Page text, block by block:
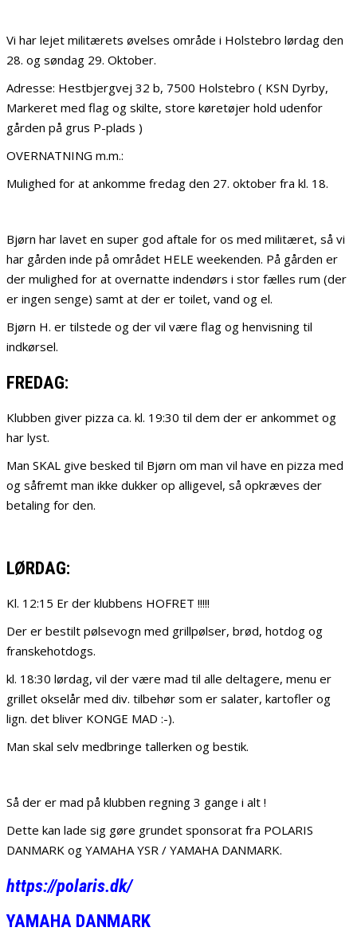
Vi har lejet militærets øvelses område i Holstebro lørdag den
28. og søndag 29. Oktober.
Adresse: Hestbjergvej 32 b, 7500 Holstebro ( KSN Dyrby,
Markeret med flag og skilte, store køretøjer hold udenfor
gården på grus P-plads )
OVERNATNING m.m.:
Mulighed for at ankomme fredag den 27. oktober fra kl. 18.
Bjørn har lavet en super god aftale for os med militæret, så vi
har gården inde på området HELE weekenden. På gården er
der mulighed for at overnatte indendørs i stor fælles rum (der
er ingen senge) samt at der er toilet, vand og el.
Bjørn H. er tilstede og der vil være flag og henvisning til
indkørsel.
FREDAG:
Klubben giver pizza ca. kl. 19:30 til dem der er ankommet og
har lyst.
Man SKAL give besked til Bjørn om man vil have en pizza med
og såfremt man ikke dukker op alligevel, så opkræves der
betaling for den.
LØRDAG:
Kl. 12:15 Er der klubbens HOFRET !!!!!
Der er bestilt pølsevogn med grillpølser, brød, hotdog og
franskehotdogs.
kl. 18:30 lørdag, vil der være mad til alle deltagere, menu er
grillet okselår med div. tilbehør som er salater, kartofler og
lign. det bliver KONGE MAD :-).
Man skal selv medbringe tallerken og bestik.
Så der er mad på klubben regning 3 gange i alt !
Dette kan lade sig gøre grundet sponsorat fra POLARIS
DANMARK og YAMAHA YSR / YAMAHA DANMARK.
https://polaris.dk/
YAMAHA DANMARK